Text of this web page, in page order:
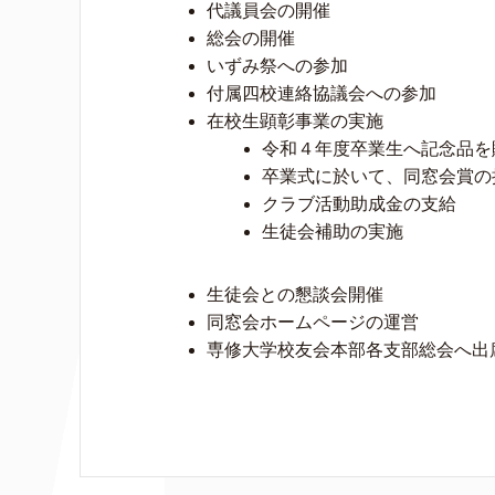
代議員会の開催
総会の開催
いずみ祭への参加
付属四校連絡協議会への参加
在校生顕彰事業の実施
令和４年度卒業生へ記念品を
卒業式に於いて、同窓会賞
クラブ活動助成金の支給
生徒会補助の実施
生徒会との懇談会開催
同窓会ホームページの運営
専修大学校友会本部各支部総会へ出